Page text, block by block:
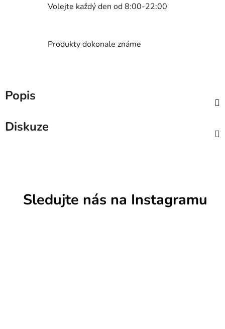
Volejte každý den od 8:00-22:00
Produkty dokonale známe
Popis
Diskuze
Sledujte nás na Instagramu